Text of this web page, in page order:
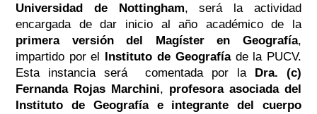
Universidad de Nottingham, será la actividad
encargada de dar inicio al año académico de la
primera versión del Magíster en Geografía,
impartido por el
Instituto de Geografíade la PUCV.
Esta instancia será comentada por la
Dra. (c)
Fernanda Rojas Marchini, profesora asociada del
Instituto de Geografía e integrante del cuerpo